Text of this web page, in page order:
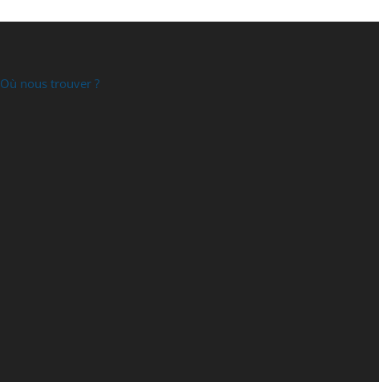
Où nous trouver ?